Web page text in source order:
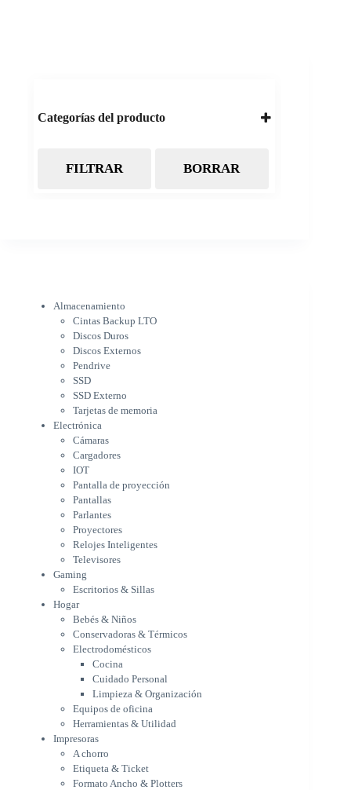
Categorías del producto
Almacenamiento
Cámaras
Cargadores
IOT
Pantalla de proyección
Pantallas
Parlantes
Proyectores
Relojes Inteligentes
Televisores
Gaming
Escritorios & Sillas
Hogar
Bebés & Niños
Conservadoras & Térmicos
Electrodomésticos
Cocina
Cuidado Personal
Limpieza & Organización
Equipos de oficina
Herramientas & Utilidad
Impresoras
A chorro
Etiqueta & Ticket
Formato Ancho & Plotters
Láser
Matriciales
Multifuncional a Tinta
Multifuncional Láser
Tinta Continua
Informática
Accesorios Varios
FILTRAR BORRAR
Almacenamiento
Cintas Backup LTO
Discos Duros
Discos Externos
Pendrive
SSD
SSD Externo
Tarjetas de memoria
Electrónica
Cámaras
Cargadores
IOT
Pantalla de proyección
Pantallas
Parlantes
Proyectores
Relojes Inteligentes
Televisores
Gaming
Escritorios & Sillas
Hogar
Bebés & Niños
Conservadoras & Térmicos
Electrodomésticos
Cocina
Cuidado Personal
Limpieza & Organización
Equipos de oficina
Herramientas & Utilidad
Impresoras
A chorro
Etiqueta & Ticket
Formato Ancho & Plotters